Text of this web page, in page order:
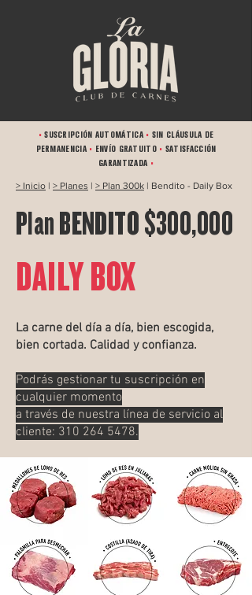
•SUSCRIPCIÓN AUTOMÁTICA • SIN CLÁUSULA DE
PERMANENCIA • ENVÍO GRATUITO • SATISFACCIÓN
GARANTIZADA •
> Inicio | > Planes | > Plan 300k | Bendito - Daily Box
Plan BENDITO $300,000
DAILY BOX
La carne del día a día, bien escogida,
bien cortada. Calidad y confianza.
Podrás gestionar tu suscripción en
cualquier momento
a través de nuestra línea de servicio al
cliente: 310 264 5478.